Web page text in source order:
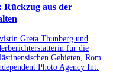
Rückzug aus der